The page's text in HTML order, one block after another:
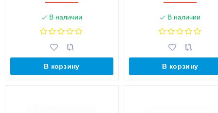
В наличии
В корзину
В наличии
В корзину